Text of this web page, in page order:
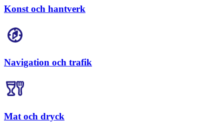
Konst och hantverk
Navigation och trafik
Mat och dryck